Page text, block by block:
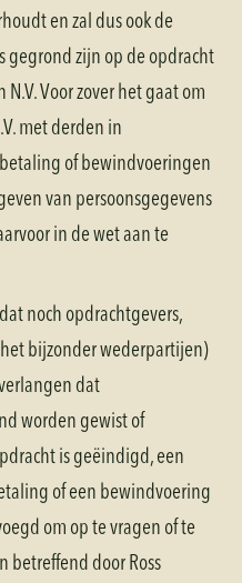
en zal dus ook de
gegrond zijn op de opdracht
Voor zover het gaat om
met derden in
of bewindvoeringen
van persoonsgegevens
in de wet aan te
noch opdrachtgevers,
bijzonder wederpartijen)
dat
worden gewist of
is geëindigd, een
of een bewindvoering
om op te vragen of te
betreffend door Ross